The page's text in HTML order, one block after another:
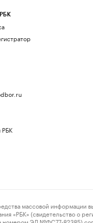
РБК
массовой информации
«РБК» (свидетельство о